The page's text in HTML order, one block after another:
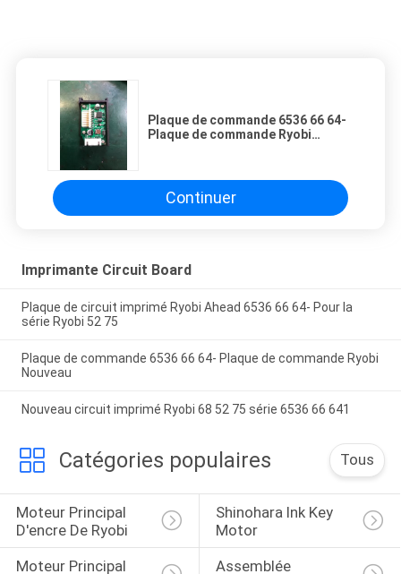
Plaque de commande 6536 66 64-
Plaque de commande Ryobi
Continuer
Imprimante Circuit Board
Plaque de circuit imprimé Ryobi Ahead 6536 66 64- Pour la
série Ryobi 52 75
Plaque de commande 6536 66 64- Plaque de commande Ryobi
Nouveau
Nouveau circuit imprimé Ryobi 68 52 75 série 6536 66 641
Catégories populaires Tous
Moteur Principal
D'encre De Ryobi
Shinohara Ink Key
Motor
Moteur Principal
Assemblée